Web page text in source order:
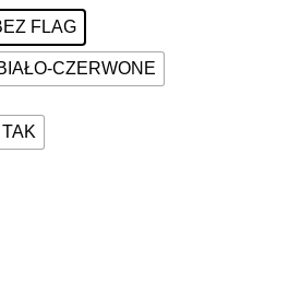
FLAG
CZERWONE
TAK